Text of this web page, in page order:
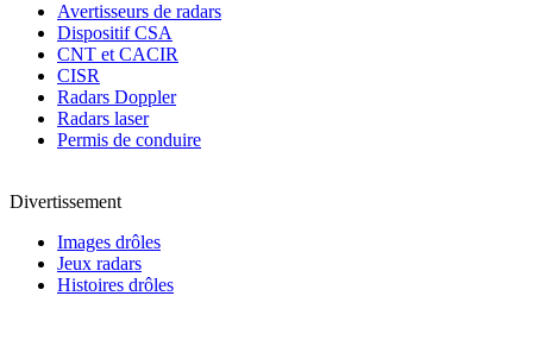
Avertisseurs de radars
Dispositif CSA
CNT et CACIR
CISR
Radars Doppler
Radars laser
Permis de conduire
Divertissement
Images drôles
Jeux radars
Histoires drôles